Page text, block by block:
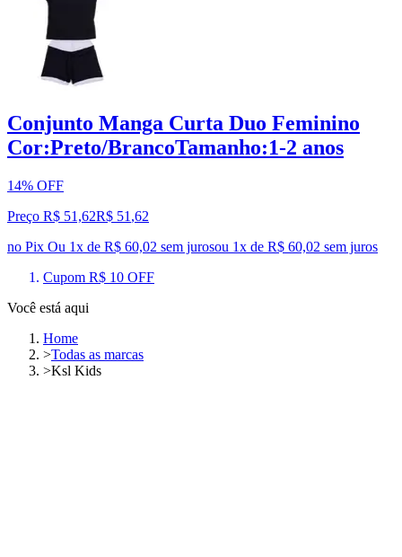
Conjunto Manga Curta Duo Feminino
Cor:Preto/BrancoTamanho:1-2 anos
14% OFF
Preço R$ 51,62R$ 51 ,62
no Pix Ou 1x de R$ 60,02 sem jurosou 1x de R$ 60,02 sem juros
Cupom R$ 10 OFF
Você está aqui
Home
>Todas as marcas
>Ksl Kids